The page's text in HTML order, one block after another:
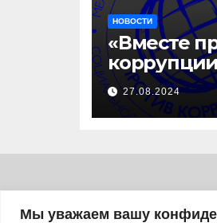
Мы уважаем вашу
НОВОСТИ
«Вместе
27.08.2024